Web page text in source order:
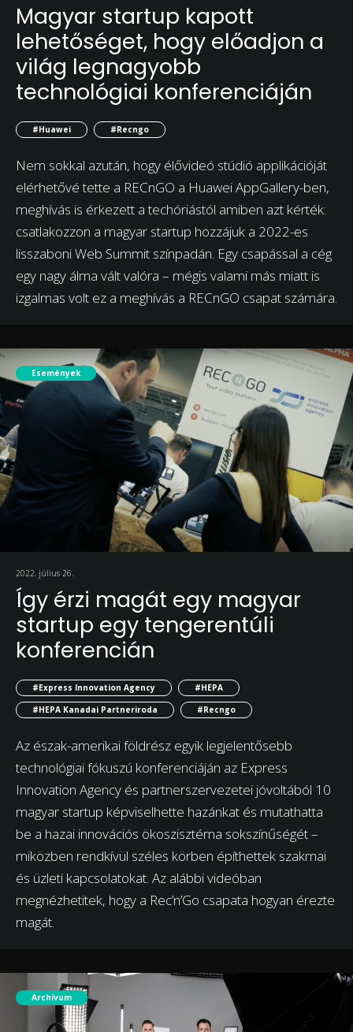
Magyar startup kapott
lehetőséget, hogy előadjon a
világ legnagyobb
technológiai konferenciáján
#Huawei #Recngo
Nem sokkal azután, hogy élővideó stúdió applikációját
elérhetővé tette a RECnGO a Huawei AppGallery-ben,
meghívás is érkezett a techóriástól amiben azt kérték:
csatlakozzon a magyar startup hozzájuk a 2022-es
lisszaboni Web Summit színpadán. Egy csapással a cég
egy nagy álma vált valóra – mégis valami más miatt is
izgalmas volt ez a meghívás a RECnGO csapat számára.
Események
2022. július 26.
Így érzi magát egy magyar
startup egy tengerentúli
konferencián
#Express Innovation Agency
#HEPA
#HEPA Kanadai Partneriroda
#Recngo
Az észak-amerikai földrész egyik legjelentősebb
technológiai fókuszú konferenciáján az Express
Innovation Agency és partnerszervezetei jóvoltából 10
magyar startup képviselhette hazánkat és mutathatta
be a hazai innovációs ökoszisztéma sokszínűségét –
miközben rendkívül széles körben építhettek szakmai
és üzleti kapcsolatokat. Az alábbi videóban
megnézhetitek, hogy a Rec’n’Go csapata hogyan érezte
magát.
Archívum